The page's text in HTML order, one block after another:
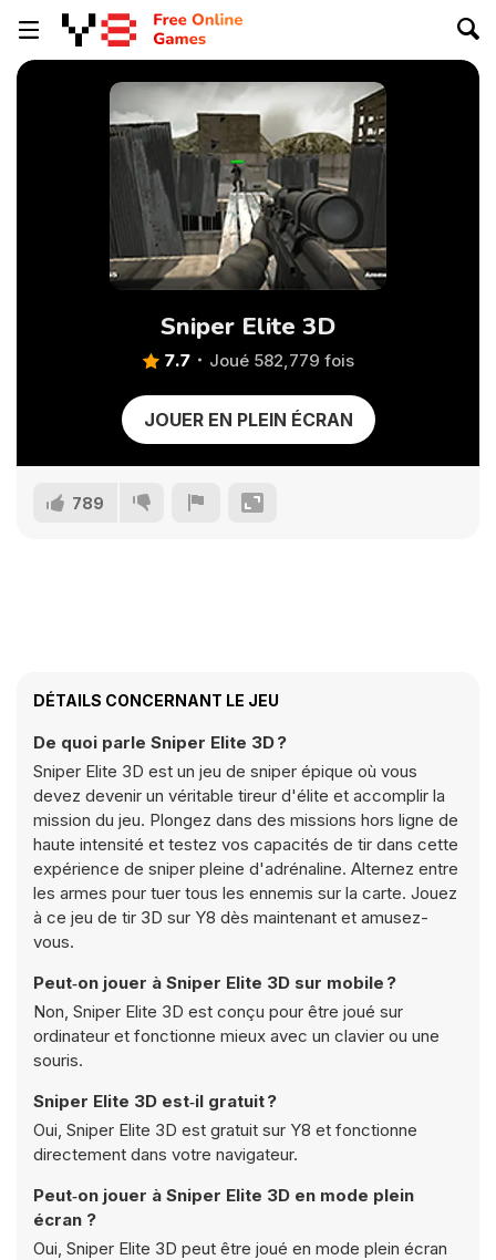
Sniper Elite 3D
7.7 Joué 582,779 fois
JOUER EN PLEIN ÉCRAN
789
DÉTAILS CONCERNANT LE JEU
De quoi parle Sniper Elite 3D ?
Sniper Elite 3D est un jeu de sniper épique où vous
devez devenir un véritable tireur d'élite et accomplir la
mission du jeu. Plongez dans des missions hors ligne de
haute intensité et testez vos capacités de tir dans cette
expérience de sniper pleine d'adrénaline. Alternez entre
les armes pour tuer tous les ennemis sur la carte. Jouez
à ce jeu de tir 3D sur Y8 dès maintenant et amusez-
vous.
Peut‑on jouer à Sniper Elite 3D sur mobile ?
Non, Sniper Elite 3D est conçu pour être joué sur
ordinateur et fonctionne mieux avec un clavier ou une
souris.
Sniper Elite 3D est‑il gratuit ?
Oui, Sniper Elite 3D est gratuit sur Y8 et fonctionne
directement dans votre navigateur.
Peut‑on jouer à Sniper Elite 3D en mode plein
écran ?
Oui, Sniper Elite 3D peut être joué en mode plein écran